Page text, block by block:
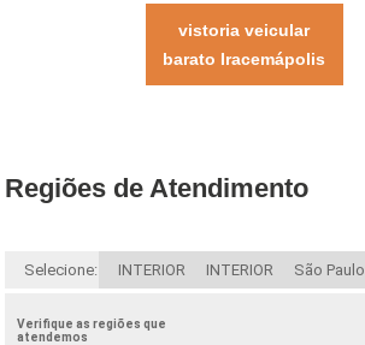
vistoria veicular
barato Iracemápolis
Regiões de Atendimento
Selecione: INTERIOR INTERIOR São Paulo
Verifique as regiões que
atendemos